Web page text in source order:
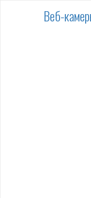
Веб-